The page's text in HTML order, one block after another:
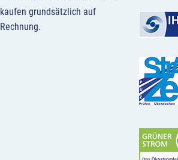
kaufen grundsätzlich auf
Rechnung.